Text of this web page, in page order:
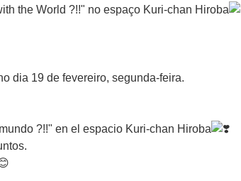
the World ?!!" no espaço Kuri-chan Hiroba
dia 19 de fevereiro, segunda-feira.
?!!" en el espacio Kuri-chan Hiroba